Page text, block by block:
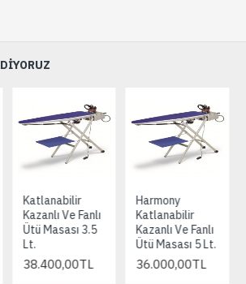
Katlanabilir
Kazanlı Ve Fanlı
Ütü Masası 3.5
Lt.
38.400,00TL
Harmony
Katlanabilir
Kazanlı Ve Fanlı
Ütü Masası 5 Lt.
36.000,00TL